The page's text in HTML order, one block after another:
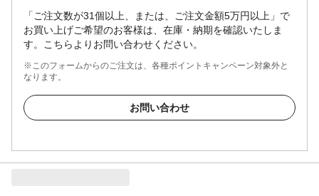
「ご注文数が31個以上、または、ご注文金額5万円以上」で
お買い上げご希望のお客様は、在庫・納期を確認いたしま
す。こちらよりお問い合わせください。
※このフォームからのご注文は、各種ポイントキャンペーン対象外と
なります。
お問い合わせ